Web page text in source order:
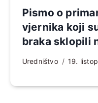
Pismo o
vjernika koji
braka sklopili
Uredništvo 19.